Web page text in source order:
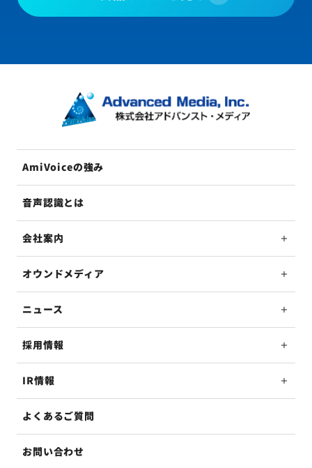
AmiVoiceの強み
音声認識とは
会社案内
オウンドメディア
ニュース
採用情報
IR情報
よくあるご質問
お問い合わせ